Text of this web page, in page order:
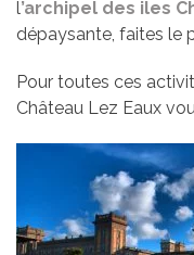
l’archipel des iles
dépaysante, faites le
Pour toutes ces
Château Lez Eaux